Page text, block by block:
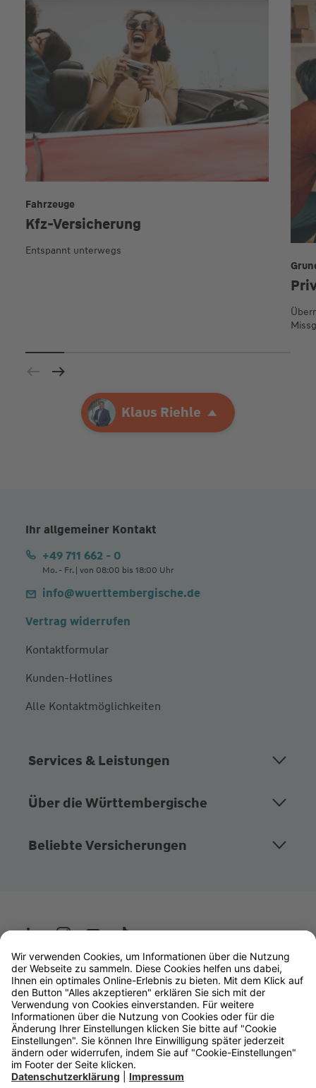
Ihre AgenturKlaus Riehle
Klaus Riehle
Kfz-Versicherung
Fahrzeuge
Entspannt unterwegs
Ihr allgemeiner Kontakt
+49 711 662 - 0
Mo. - Fr. | von 08:00 bis 18:00 Uhr
info@wuerttembergische.de
Vertrag widerrufen
Kontaktformular
Kunden-Hotlines
Alle Kontaktmöglichkeiten
Services & Leistungen
Über die Württembergische
Beliebte Versicherungen
Wüstenrot
W&W Gruppe
OLB Bank
Makler
Impressum
Datenschutz